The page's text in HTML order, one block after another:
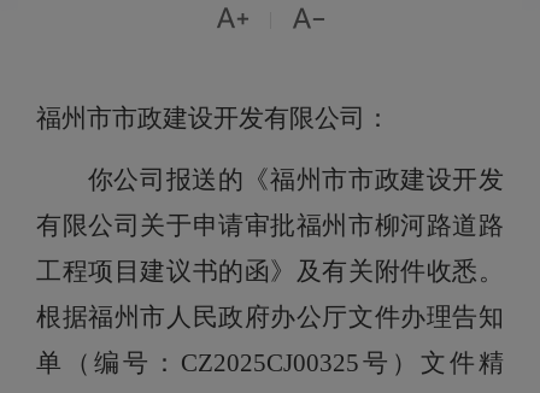
 
福州市市政建设开发有限公司 ：
你公司 报送的《福州市市政建设开发
有限公司 关于申请审批福州市柳河路道路
工程项目建议书的函》及有关附件收悉。
根据福州市人民政府办公厅文件办理告知
单（编号：CZ2025CJ00325号）文件精